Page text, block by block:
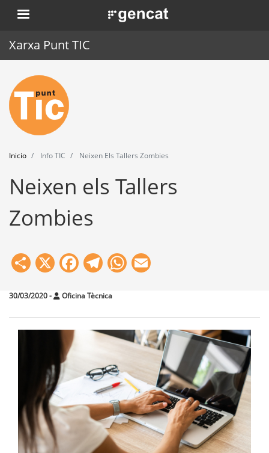
Pasar
al
. Obre en una nova finestra.
Xarxa Punt TIC
Inicio
Punt TIC
Actualidad
Agenda
Formación
Herramientas
Inicio Info TIC Neixen Els Tallers Zombies
Neixen els Tallers
Zombies
Share
X Facebook
Telegram
WhatsApp
30/03/2020- Oficina Tècnica